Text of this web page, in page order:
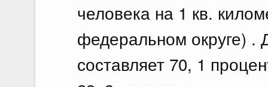
человека на 1 кв.
федеральном округе) .
составляет 70, 1